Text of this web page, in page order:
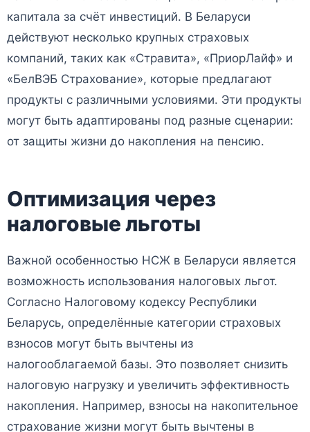
капитала за счёт инвестиций. В Беларуси
действуют несколько крупных страховых
компаний, таких как «Стравита», «ПриорЛайф» и
«БелВЭБ Страхование», которые предлагают
продукты с различными условиями. Эти продукты
могут быть адаптированы под разные сценарии:
от защиты жизни до накопления на пенсию.
Оптимизация через
налоговые льготы
Важной особенностью НСЖ в Беларуси является
возможность использования налоговых льгот.
Согласно Налоговому кодексу Республики
Беларусь, определённые категории страховых
взносов могут быть вычтены из
налогооблагаемой базы. Это позволяет снизить
налоговую нагрузку и увеличить эффективность
накопления. Например, взносы на накопительное
страхование жизни могут быть вычтены в